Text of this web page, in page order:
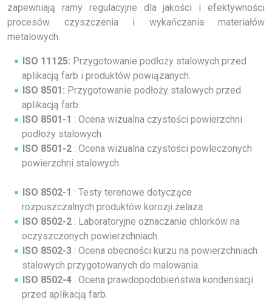
zapewniają ramy regulacyjne dla jakości i efektywności
procesów czyszczenia i wykańczania materiałów
metalowych.
ISO 11125: Przygotowanie podłoży stalowych przed
aplikacją farb i produktów powiązanych.
ISO 8501: Przygotowanie podłoży stalowych przed
aplikacją farb.
ISO 8501-1 : Ocena wizualna czystości powierzchni
podłoży stalowych.
ISO 8501-2 : Ocena wizualna czystości powleczonych
powierzchni stalowych.
ISO 8502-1 : Testy terenowe dotyczące
rozpuszczalnych produktów korozji żelaza.
ISO 8502-2 : Laboratoryjne oznaczanie chlorków na
oczyszczonych powierzchniach.
ISO 8502-3 : Ocena obecności kurzu na powierzchniach
stalowych przygotowanych do malowania.
ISO 8502-4 : Ocena prawdopodobieństwa kondensacji
przed aplikacją farb.